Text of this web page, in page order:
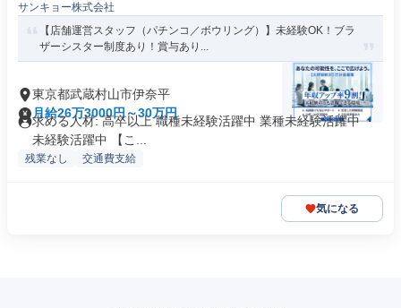
サンキョー株式会社
【店舗運営スタッフ（パチンコ／ボウリング）】未経験OK！ブラ
ザーシスター制度あり！賞与あり...
東京都武蔵村山市伊奈平
月給26万3000円～30万円
求める人材: 高卒以上 職種未経験活躍中 業種未経験活躍中 ・
未経験活躍中 【こ...
残業なし 交通費支給
気になる